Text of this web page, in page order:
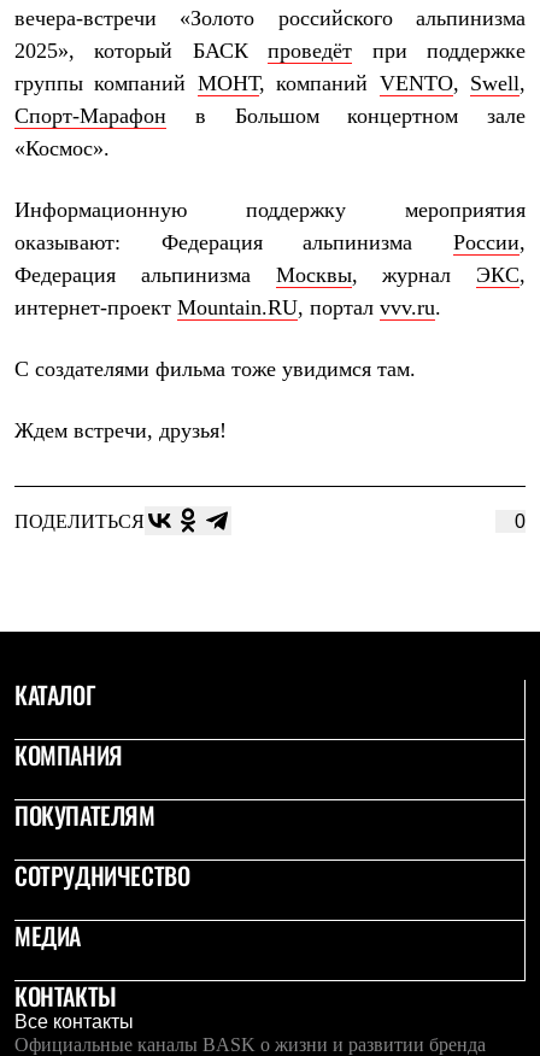
вечера-встречи «Золото российского альпинизма
2025», который БАСКпроведёт при поддержке
группы компаний МОНТ, компаний VENTO, Swell,
Спорт-Марафон в Большом концертном зале
«Космос».
Информационную поддержку мероприятия
оказывают: Федерация альпинизма России,
Федерация альпинизма Москвы, журнал ЭКС,
интернет-проект Mountain.RU, портал vvv.ru.
С создателями фильма тоже увидимся там.
Ждем встречи, друзья!
ПОДЕЛИТЬСЯ 0
КАТАЛОГ
КОМПАНИЯ
ПОКУПАТЕЛЯМ
СОТРУДНИЧЕСТВО
МЕДИА
КОНТАКТЫ
Все контакты
Официальные каналы BASK о жизни и развитии бренда